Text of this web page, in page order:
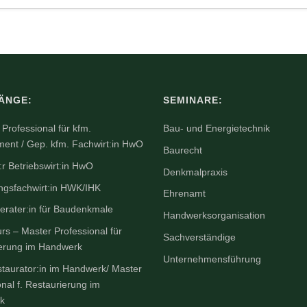
für kfm.
/ Gep. kfm. Fachwirt:in HwO
Betriebswirt:in HwO
HWK/IHK
für Baudenkmale
– Master Professional für
im Handwerk
im Handwerk/ Master
f. Restaurierung im
SEMINARE:
Bau- und Energietechnik
Baurecht
Denkmalpraxis
Ehrenamt
Handwerksorganisation
Sachverständige
Unternehmensführung